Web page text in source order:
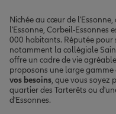
Nichée au cœur de
l'Essonne, Corbeil-Essonnes
000 habitants. Réputée pour
notamment la collégiale
offre un cadre de vie
proposons une large gamme
vos besoins, que vous soyez
quartier des Tarterêts ou
d'Essonnes.